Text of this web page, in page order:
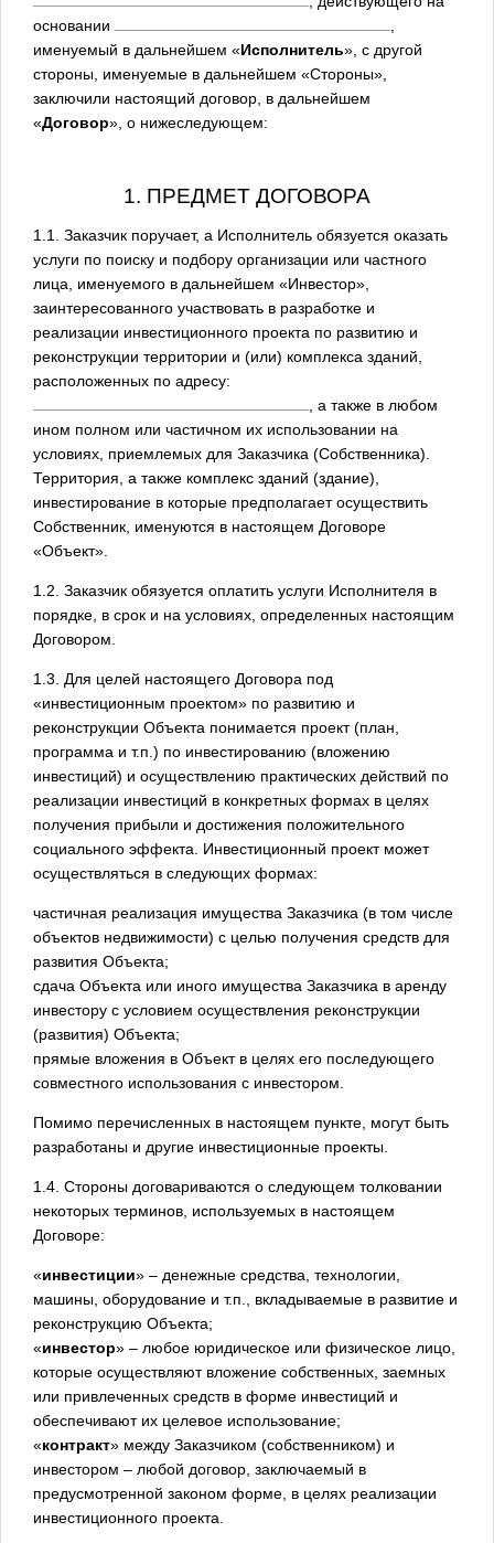
основании
именуемый в дальнейшем «Исполнитель», с другой
стороны, именуемые в дальнейшем «Стороны»,
заключили настоящий договор, в дальнейшем
«Договор», о нижеследующем:
1. ПРЕДМЕТ ДОГОВОРА
1.1. Заказчик поручает, а Исполнитель обязуется оказать
услуги по поиску и подбору организации или частного
лица, именуемого в дальнейшем «Инвестор»,
заинтересованного участвовать в разработке и
реализации инвестиционного проекта по развитию и
реконструкции территории и (или) комплекса зданий,
расположенных по адресу:
, а также в любом
ином полном или частичном их использовании на
условиях, приемлемых для Заказчика (Собственника).
Территория, а также комплекс зданий (здание),
инвестирование в которые предполагает осуществить
Собственник, именуются в настоящем Договоре
«Объект».
1.2. Заказчик обязуется оплатить услуги Исполнителя в
порядке, в срок и на условиях, определенных настоящим
Договором.
1.3. Для целей настоящего Договора под
«инвестиционным проектом» по развитию и
реконструкции Объекта понимается проект (план,
программа и т.п.) по инвестированию (вложению
инвестиций) и осуществлению практических действий по
реализации инвестиций в конкретных формах в целях
получения прибыли и достижения положительного
социального эффекта. Инвестиционный проект может
осуществляться в следующих формах:
частичная реализация имущества Заказчика (в том числе
объектов недвижимости) с целью получения средств для
развития Объекта;
сдача Объекта или иного имущества Заказчика в аренду
инвестору с условием осуществления реконструкции
(развития) Объекта;
прямые вложения в Объект в целях его последующего
совместного использования с инвестором.
Помимо перечисленных в настоящем пункте, могут быть
разработаны и другие инвестиционные проекты.
1.4. Стороны договариваются о следующем толковании
некоторых терминов, используемых в настоящем
Договоре:
«инвестиции» – денежные средства, технологии,
машины, оборудование и т.п., вкладываемые в развитие и
реконструкцию Объекта;
«инвестор» – любое юридическое или физическое лицо,
которые осуществляют вложение собственных, заемных
или привлеченных средств в форме инвестиций и
обеспечивают их целевое использование;
«контракт» между Заказчиком (собственником) и
инвестором – любой договор, заключаемый в
предусмотренной законом форме, в целях реализации
инвестиционного проекта.